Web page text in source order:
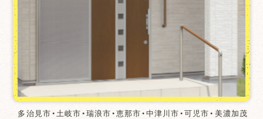
多治見市・土岐市・瑞浪市・恵那市・中津川市・可児市・美濃加茂